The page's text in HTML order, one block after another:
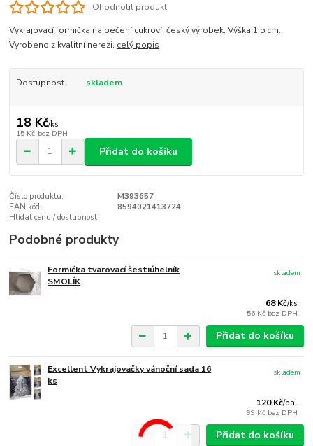
Ohodnotit produkt
Vykrajovací formička na pečení cukroví, český výrobek. Výška 1,5 cm.
Vyrobeno z kvalitní nerezi. celý popis
Dostupnost skladem
18 Kč/ks
15 Kč bez DPH
Přidat do košíku
Číslo produktu:
M393657
EAN kód:
8594021413724
Hlídat cenu / dostupnost
Podobné produkty
Formička tvarovací šestiúhelník
SMOLÍK
68 Kč/ks
56 Kč bez DPH
skladem
Přidat do košíku
Excellent Vykrajovačky vánoční sada 16
ks
120 Kč/bal
99 Kč bez DPH
skladem
Přidat do košíku